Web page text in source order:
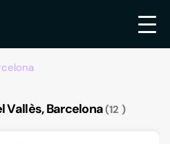
Vallès, Barcelona 12